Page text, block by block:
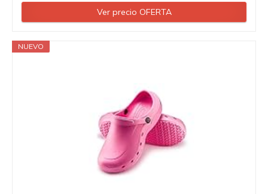
Ver precio OFERTA
NUEVO